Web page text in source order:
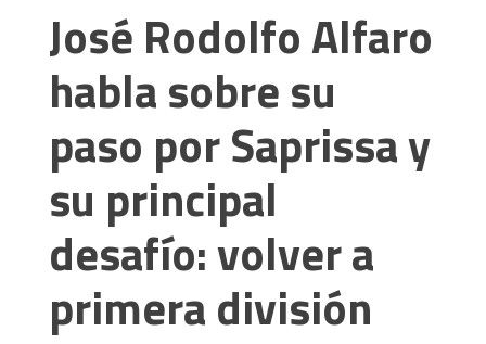
José Rodolfo Alfaro
habla sobre su
paso por Saprissa y
su principal
desafío: volver a
primera división